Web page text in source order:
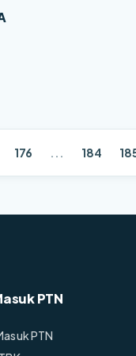
176 184
PTN
PTN